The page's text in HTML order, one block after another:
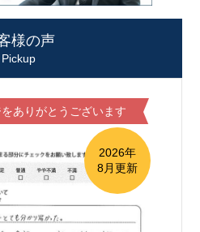
様の声
Pickup
ありがとうございます
2026年
8月更新